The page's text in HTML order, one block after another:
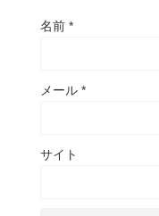
名前 *
メール *
サイト